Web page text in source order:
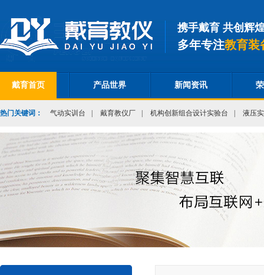
携手戴育 共创辉
多年专注教育装
戴育首页 产品世界 新闻资讯
热门关键词： 气动实训台 戴育教仪厂 机构创新组合设计实验台 液压